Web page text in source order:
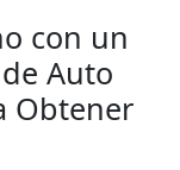
con un
Auto
Obtener